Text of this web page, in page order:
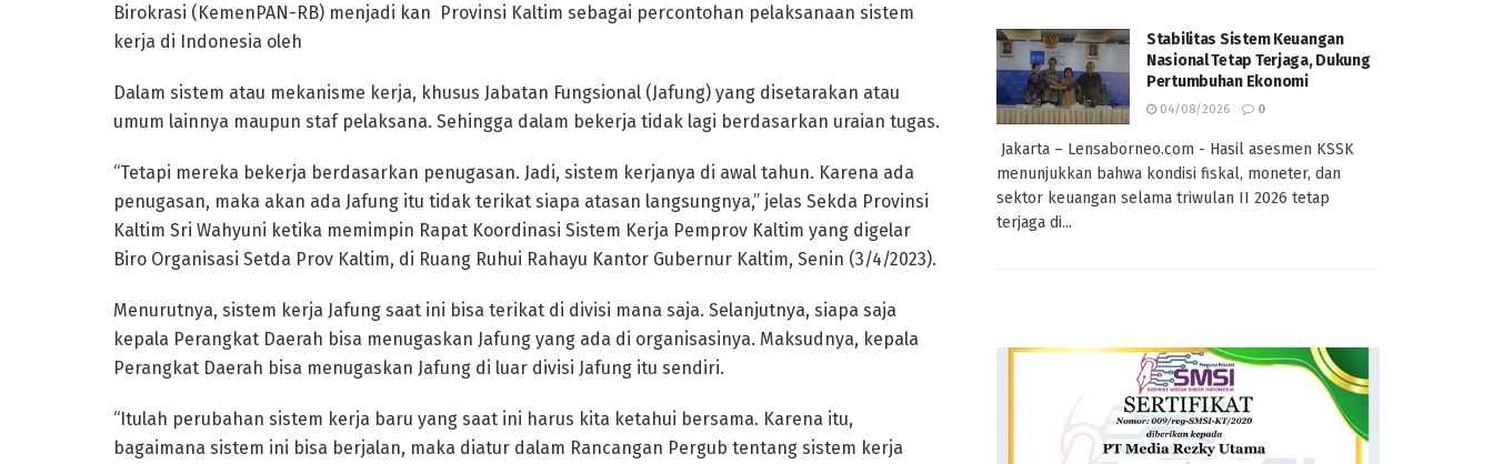
Birokrasi (KemenPAN-RB) menjadi kan Provinsi Kaltim sebagai percontohan pelaksanaan sistem
kerja di Indonesia oleh
Dalam sistem atau mekanisme kerja, khusus Jabatan Fungsional (Jafung) yang disetarakan atau
umum lainnya maupun staf pelaksana. Sehingga dalam bekerja tidak lagi berdasarkan uraian tugas.
“Tetapi mereka bekerja berdasarkan penugasan. Jadi, sistem kerjanya di awal tahun. Karena ada
penugasan, maka akan ada Jafung itu tidak terikat siapa atasan langsungnya,” jelas Sekda Provinsi
Kaltim Sri Wahyuni ketika memimpin Rapat Koordinasi Sistem Kerja Pemprov Kaltim yang digelar
Biro Organisasi Setda Prov Kaltim, di Ruang Ruhui Rahayu Kantor Gubernur Kaltim, Senin (3/4/2023).
Menurutnya, sistem kerja Jafung saat ini bisa terikat di divisi mana saja. Selanjutnya, siapa saja
kepala Perangkat Daerah bisa menugaskan Jafung yang ada di organisasinya. Maksudnya, kepala
Perangkat Daerah bisa menugaskan Jafung di luar divisi Jafung itu sendiri.
“Itulah perubahan sistem kerja baru yang saat ini harus kita ketahui bersama. Karena itu,
bagaimana sistem ini bisa berjalan, maka diatur dalam Rancangan Pergub tentang sistem kerja
Stabilitas Sistem Keuangan
Nasional Tetap Terjaga, Dukung
Pertumbuhan Ekonomi
04/08/2026 0
Jakarta – Lensaborneo.com - Hasil asesmen KSSK
menunjukkan bahwa kondisi fiskal, moneter, dan
sektor keuangan selama triwulan II 2026 tetap
terjaga di...